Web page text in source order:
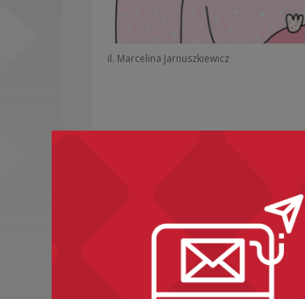
il. Marcelina Jarnuszkiewicz